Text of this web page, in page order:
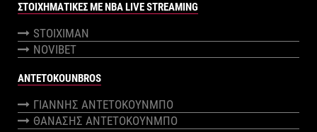
ΣΤΟΙΧΗΜΑΤΙΚΕΣ ΜΕ NBA LIVE STREAMING
STOIXIMAN
NOVIBET
ANTETOKOUNBROS
ΓΙΑΝΝΗΣ ΑΝΤΕΤΟΚΟΥΝΜΠΟ
ΘΑΝΑΣΗΣ ΑΝΤΕΤΟΚΟΥΝΜΠΟ